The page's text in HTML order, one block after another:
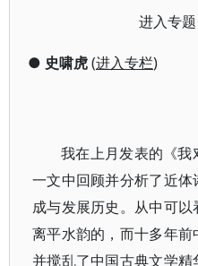
进入专
● 史啸虎(进入专栏)
我在上月发表的《我
一文中回顾并分析了近
成与发展历史。从中可
离平水韵的，而十多年
并搅乱了中国古典文学